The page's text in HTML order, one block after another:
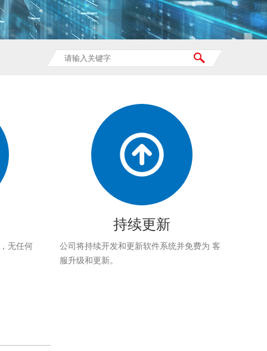
无任何
持续更新
公司将持续开发和更新软件系统并免费为 客
服升级和更新。